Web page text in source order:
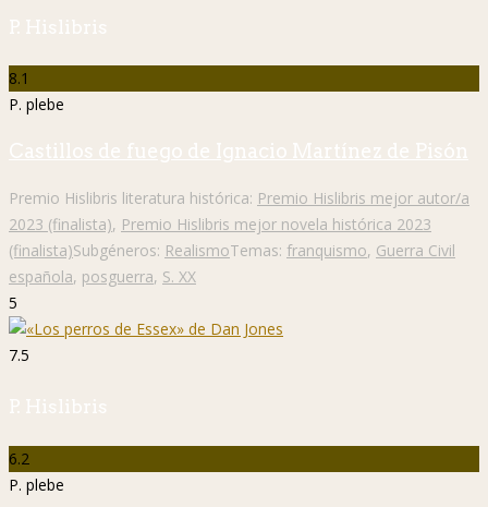
P. Hislibris
8.1
P. plebe
Castillos de fuego de Ignacio Martínez de Pisón
Premio Hislibris literatura histórica: Premio Hislibris mejor autor/a
2023 (finalista), Premio Hislibris mejor novela histórica 2023
(finalista)Subgéneros: RealismoTemas: franquismo, Guerra Civil
española, posguerra, S. XX
5
7.5
P. Hislibris
6.2
P. plebe